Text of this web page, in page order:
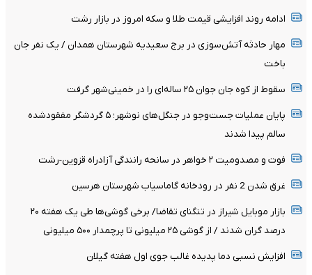
ادامه روند افزایشی قیمت طلا و سکه امروز در بازار رشت
مهار حادثه آتش‌سوزی در برج سعیدیه شهرستان همدان / یک نفر جان
باخت
سقوط از کوه جان جوان ۲۵ ساله‌ای را در خمینی‌شهر گرفت
پایان عملیات جست‌وجو در جنگل‌های نوشهر؛ ۵ گردشگر مفقودشده
سالم پیدا شدند
فوت و مصدومیت ۲ خواهر در سانحه رانندگی آزادراه قزوین-رشت
غرق شدن 2 نفر در رودخانه گاماسیاب شهرستان هرسین
بازار موبایل شیراز در تنگنای تقاضا/ برخی گوشی‌ها طی یک هفته ۲۰
درصد گران شدند / از گوشی ۲۵ میلیونی تا پرچمدار ۵۰۰ میلیونی
افزایش نسبی دما پدیده غالب جوی اول هفته گیلان